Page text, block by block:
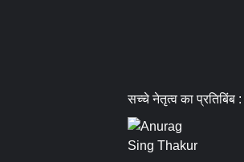
सच्चे नेतृत्व का प्रतिबिंब